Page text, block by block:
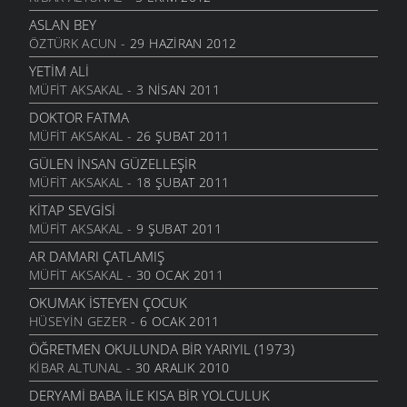
ŞIIRLER - 13 HAZIRAN 2006
DÖNELIM
ŞIIRLER- 13 HAZIRAN 2006
İKI ÇIPLAK
ŞIIRLER- 13 HAZIRAN 2006
ANLAYAMADIM
ŞIIRLER - 13 HAZIRAN 2006
TEZAT
ŞIIRLER- 13 HAZIRAN 2006
ÇEKERIZ
ŞIIRLER - 2 HAZIRAN 2006
GURBET
ŞIIRLER- 25 MAYIS 2006
YOKSULLUK
ŞIIRLER- 24 MAYIS 2006
MEMLEKET HASRETI
ŞIIRLER - 24 MAYIS 2006
ASLAN BEY
ÖZTÜRK ACUN - 29 HAZIRAN 2012
YETIM ALI
MÜFIT AKSAKAL - 3 NISAN 2011
DOKTOR FATMA
MÜFIT AKSAKAL - 26 ŞUBAT 2011
GÜLEN İNSAN GÜZELLEŞIR
MÜFIT AKSAKAL - 18 ŞUBAT 2011
KITAP SEVGISI
MÜFIT AKSAKAL - 9 ŞUBAT 2011
AR DAMARI ÇATLAMIŞ
MÜFIT AKSAKAL - 30 OCAK 2011
OKUMAK İSTEYEN ÇOCUK
HÜSEYIN GEZER - 6 OCAK 2011
ÖĞRETMEN OKULUNDA BIR YARIYIL (1973)
KIBAR ALTUNAL - 30 ARALIK 2010
DERYAMI BABA İLE KISA BIR YOLCULUK